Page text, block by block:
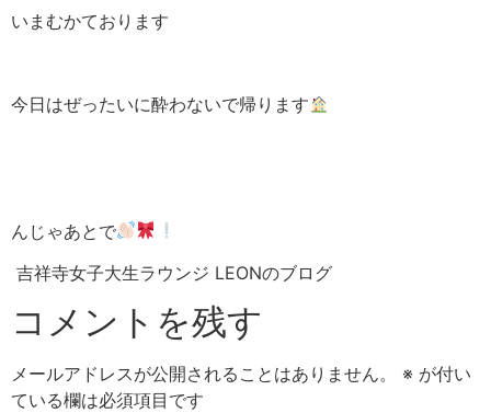
いまむかております
今日はぜったいに酔わないで帰ります
んじゃあとで
吉祥寺女子大生ラウンジ LEONのブログ
コメントを残す
メールアドレスが公開されることはありません。 ※ が付い
ている欄は必須項目です